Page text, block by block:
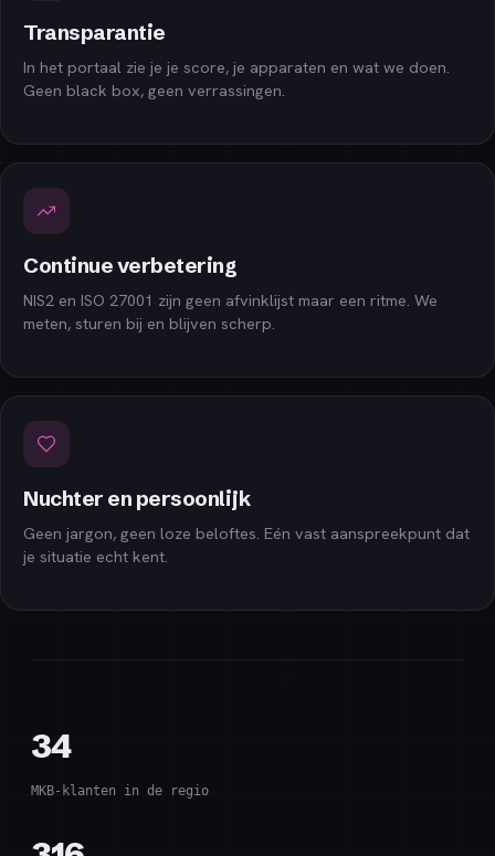
Transparantie
In het portaal zie je je score, je apparaten en wat we doen.
Geen black box, geen verrassingen.
Continue verbetering
NIS2 en ISO 27001 zijn geen afvinklijst maar een ritme. We
meten, sturen bij en blijven scherp.
Nuchter en persoonlijk
Geen jargon, geen loze beloftes. Eén vast aanspreekpunt dat
je situatie echt kent.
34
MKB-klanten in de regio